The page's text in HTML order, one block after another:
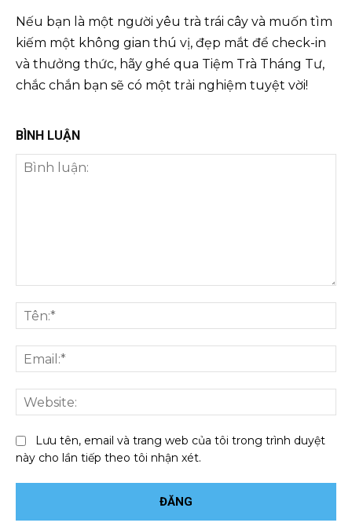
Nếu bạn là một người yêu trà trái cây và muốn tìm
kiếm một không gian thú vị, đẹp mắt để check-in
và thưởng thức, hãy ghé qua Tiệm Trà Tháng Tư,
chắc chắn bạn sẽ có một trải nghiệm tuyệt vời!
BÌNH LUẬN
luận:
Lưu tên, email và trang web của tôi trong trình duyệt
này cho lần tiếp theo tôi nhận xét.